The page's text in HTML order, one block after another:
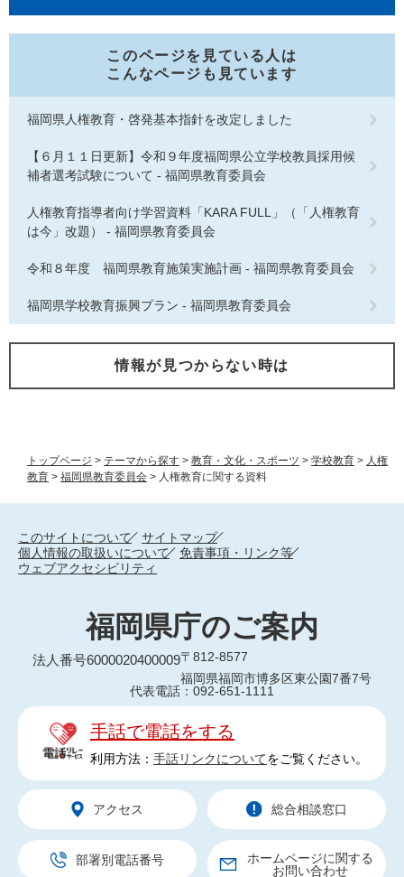
トップページ > テーマから探す > 教育・文化・スポーツ > 学校教育 > 人権
教育 > 福岡県教育委員会 > 人権教育に関する資料
このページを見ている人は
こんなページも見ています
福岡県人権教育・啓発基本指針を改定しました
【６月１１日更新】令和９年度福岡県公立学校教員採用候
補者選考試験について - 福岡県教育委員会
人権教育指導者向け学習資料「KARA FULL」（「人権教育
は今」改題） - 福岡県教育委員会
令和８年度 福岡県教育施策実施計画 - 福岡県教育委員会
福岡県学校教育振興プラン - 福岡県教育委員会
情報が見つからない時は
このサイトについて
サイトマップ
個人情報の取扱いについて
免責事項・リンク等
ウェブアクセシビリティ
福岡県庁のご案内
法人番号6000020400009〒812-8577
福岡県福岡市博多区東公園7番7号
代表電話：092-651-1111
手話で電話をする
利用方法： 手話リンクについてをご覧ください。
アクセス 総合相談窓口
部署別電話番号
ホームページに関する
お問い合わせ